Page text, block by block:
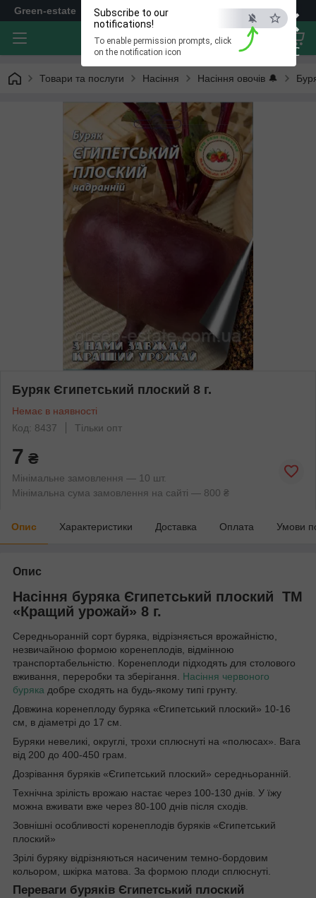
×
ESC
Subscribe to our
notifications!
To enable permission prompts, click
on the notification icon
Green-estate
Товари та послуги Насіння Насіння овочів 🔔
Буряк Єгипетський плоский 8 г.
Немає в наявності
Код: 8437
Тільки опт
7 ₴
Мінімальне замовлення — 10 шт.
Мінімальна сума замовлення на сайті — 800 ₴
Опис Характеристики Доставка Оплата Умови
Опис
Насіння буряка Єгипетський плоский ТМ
«Кращий урожай» 8 г.
Середньоранній сорт буряка, відрізняється врожайністю,
незвичайною формою коренеплодів, відмінною
транспортабельністю. Коренеплоди підходять для столового
вживання, переробки та зберігання. Насіння червоного
буряка добре сходять на будь-якому типі грунту.
Довжина коренеплоду буряка «Єгипетський плоский» 10-16
см, в діаметрі до 17 см.
Буряки невеликі, округлі, трохи сплюснуті на «полюсах». Вага
від 200 до 400-450 грам.
Дозрівання буряків «Єгипетський плоский» середньоранній.
Технічна зрілість врожаю настає через 100-130 днів. У їжу
можна вживати вже через 80-100 днів після сходів.
Зовнішні особливості коренеплодів буряків «Єгипетський
плоский»
Зрілі буряку відрізняються насиченим темно-бордовим
кольором, шкірка матова. За формою плоди сплюснуті.
Переваги буряків Єгипетський плоский